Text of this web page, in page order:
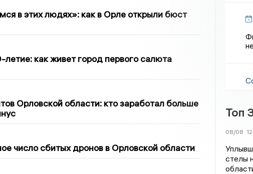
в этих людях»: как в Орле открыли бюст
как живет город первого салюта
Орловской области: кто заработал больше
число сбитых дронов в Орловской области
Топ
08/08
стелы